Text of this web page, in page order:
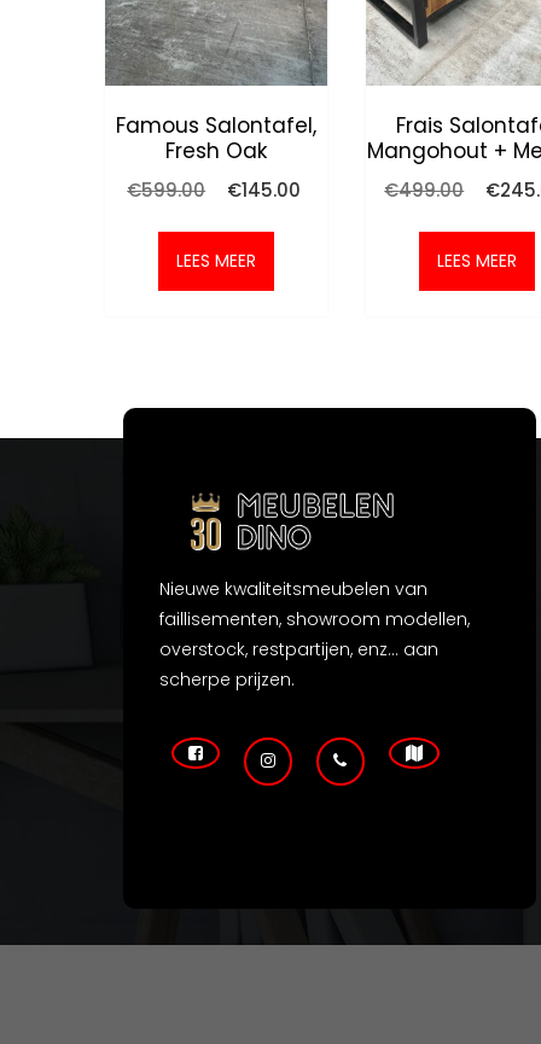
Famous Salontafel,
Fresh Oak
€599.00
Oorspronkelijke
was:
€599.00.
€145.00
LEES MEER
Frais
Mangohout +
€499.00
was:
€
LEES MEER
Nieuwe kwaliteitsmeubelen van
faillisementen, showroom modellen,
overstock, restpartijen, enz... aan
scherpe prijzen.